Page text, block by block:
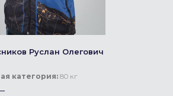
Руслан Олегович
категория: 80 кг